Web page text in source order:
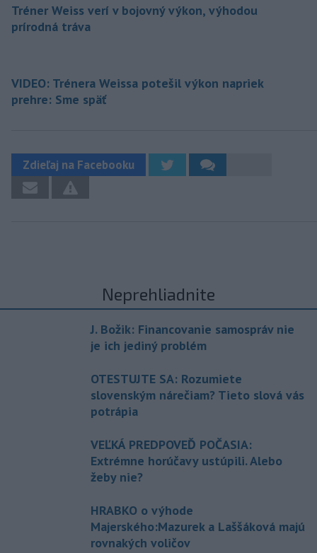
Tréner Weiss verí v bojovný výkon, výhodou
prírodná tráva
VIDEO: Trénera Weissa potešil výkon napriek
prehre: Sme späť
Zdieľaj na Facebooku
Neprehliadnite
J. Božik: Financovanie samospráv nie
je ich jediný problém
OTESTUJTE SA: Rozumiete
slovenským nárečiam? Tieto slová vás
potrápia
VEĽKÁ PREDPOVEĎ POČASIA:
Extrémne horúčavy ustúpili. Alebo
žeby nie?
HRABKO o výhode
Majerského:Mazurek a Laššáková majú
rovnakých voličov